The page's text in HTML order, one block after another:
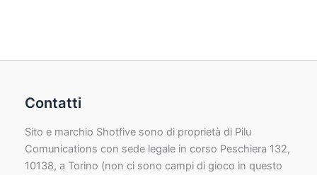
Contatti
Sito e marchio Shotfive sono di proprietà di Pilu
Comunications con sede legale in corso Peschiera 132,
10138, a Torino (non ci sono campi di gioco in questo